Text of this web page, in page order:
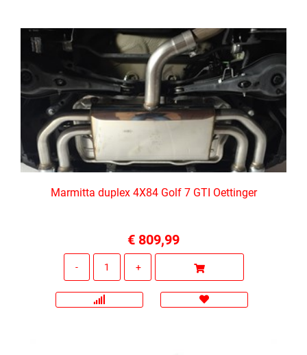
Marmitta duplex 4X84 Golf 7 GTI Oettinger
€ 809,99